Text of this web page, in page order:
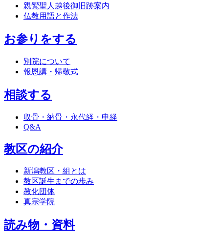
親鸞聖人越後御旧跡案内
仏教用語と作法
お参りをする
別院について
報恩講・帰敬式
相談する
収骨・納骨・永代経・申経
Q&A
教区の紹介
新潟教区・組とは
教区誕生までの歩み
教化団体
真宗学院
読み物・資料